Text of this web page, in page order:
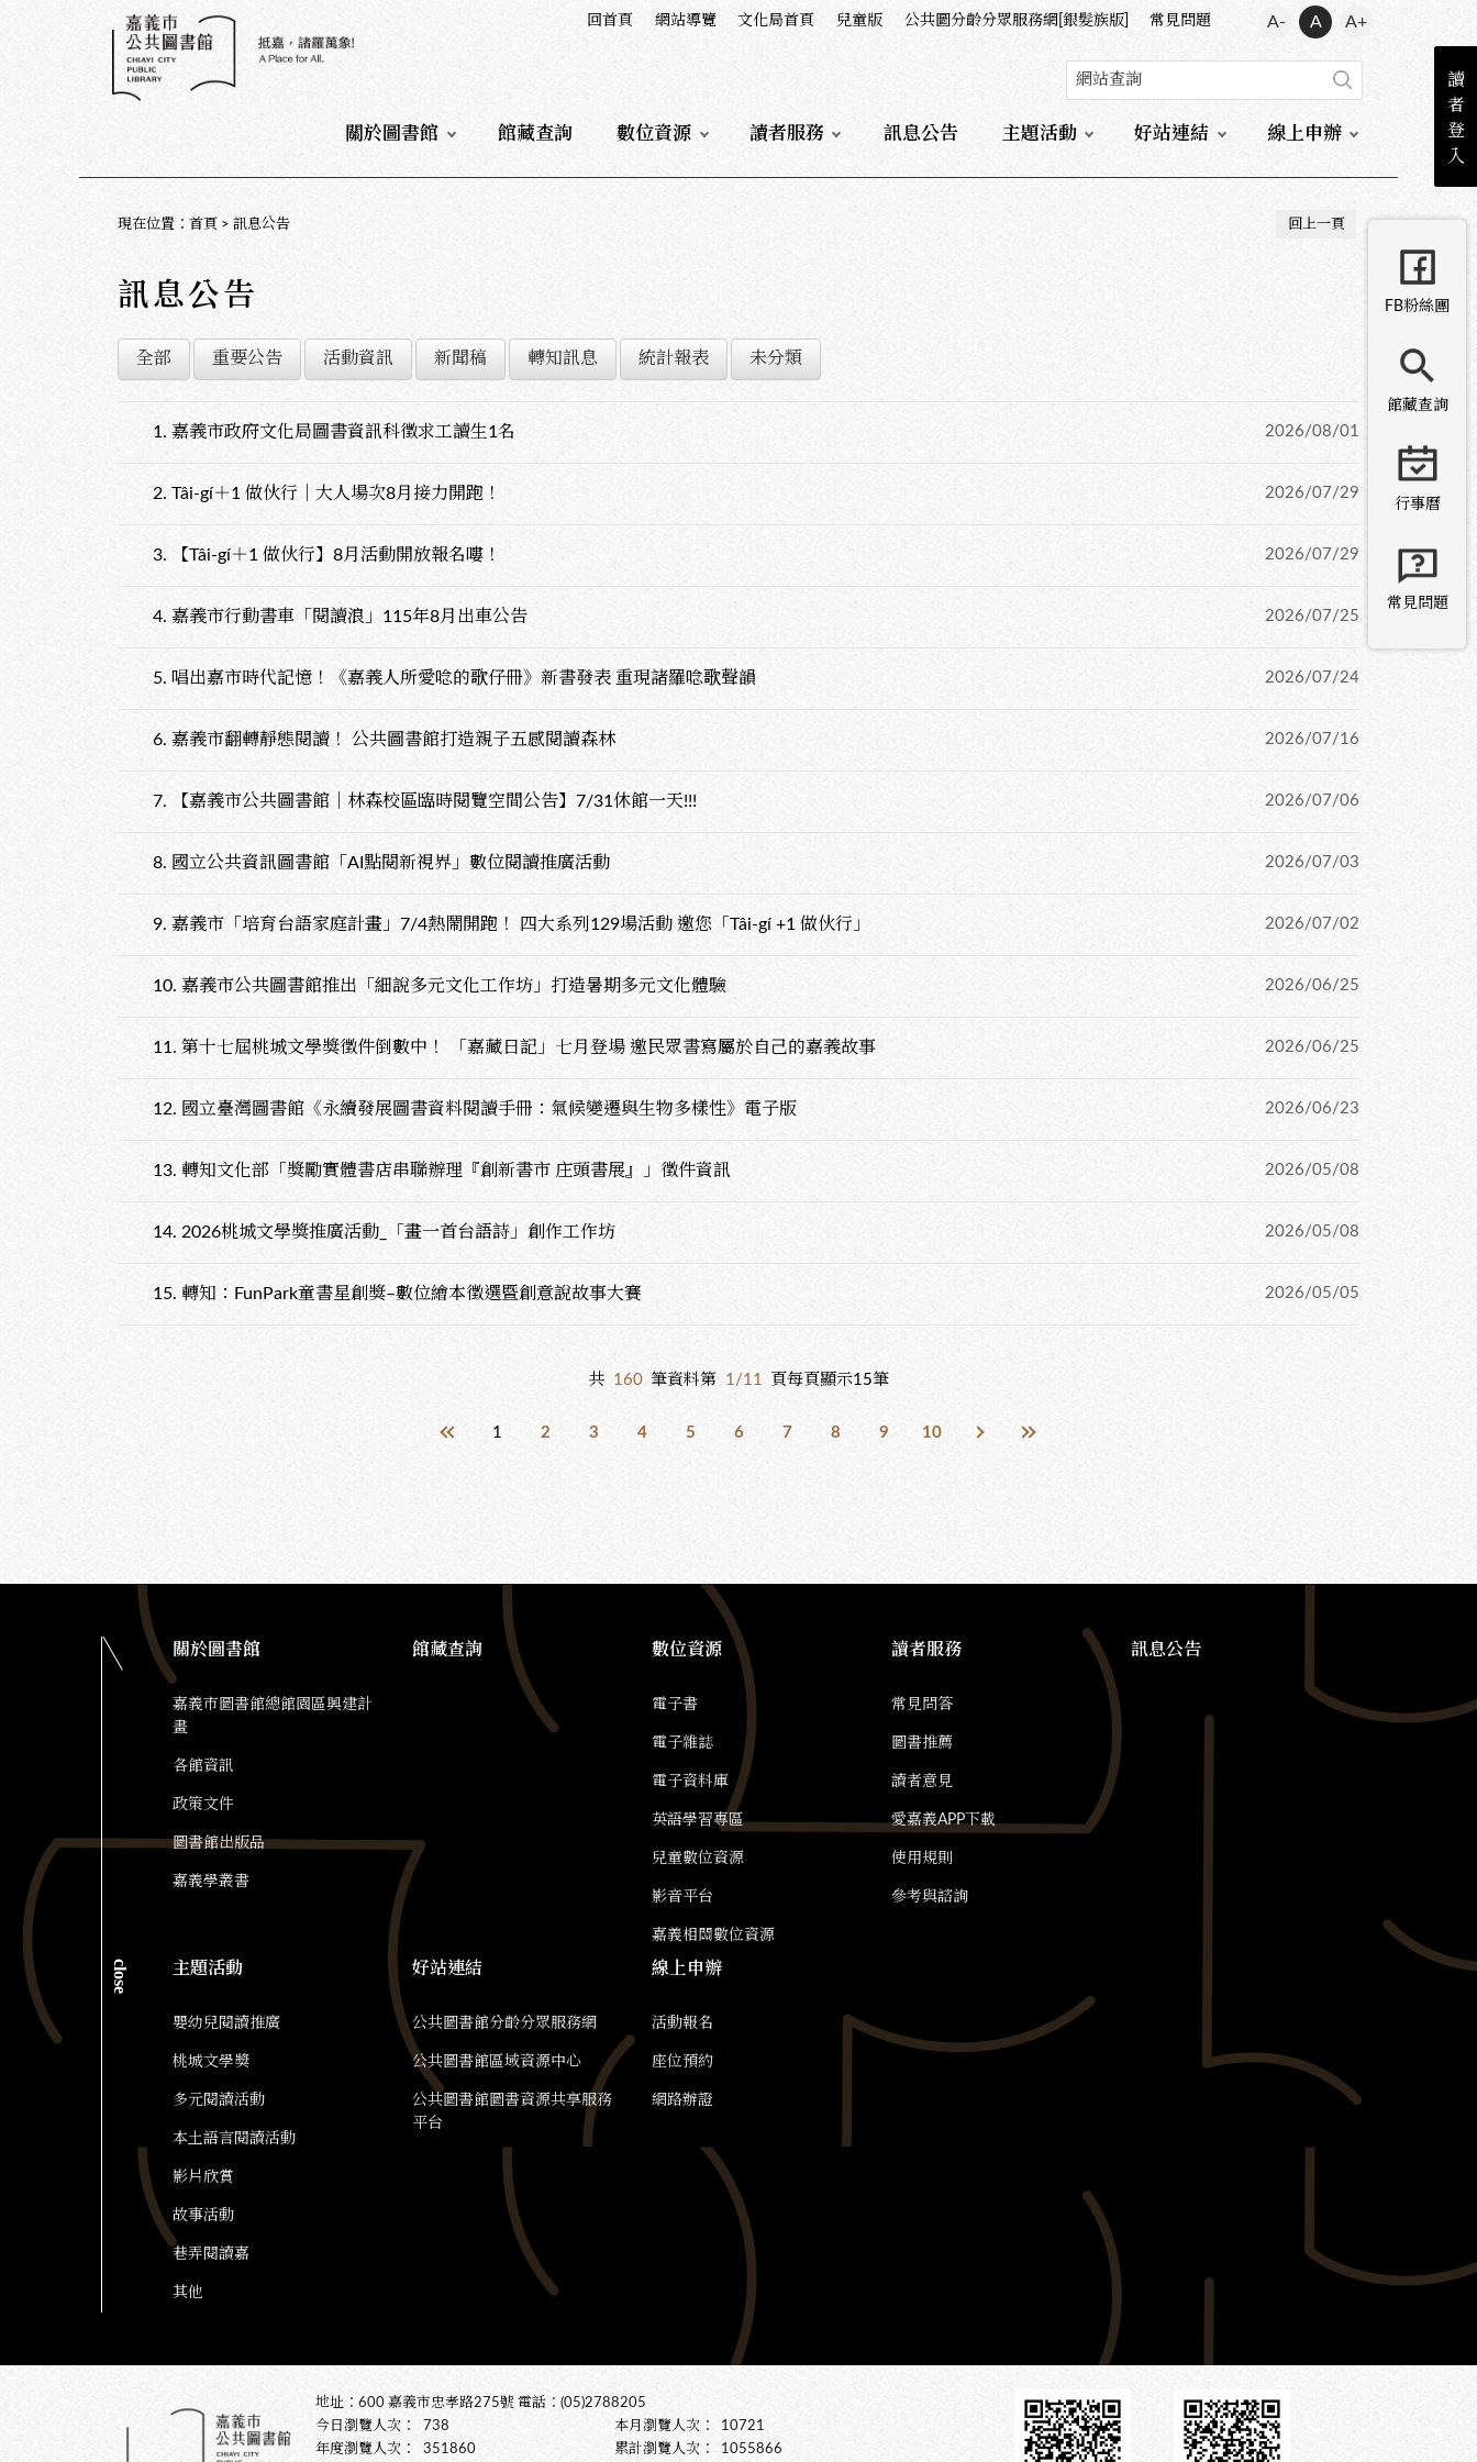
回首頁 網站導覽 文化局首頁 兒童版 公共圖分齡分眾服務網[銀髮族版] 常見問題 A- A A+
讀
者
登
入
關於圖書館 館藏查詢 數位資源 讀者服務 訊息公告 主題活動 好站連結 線上申辦
現在位置 ： 首頁 > 訊息公告 回上一頁
FB粉絲團
館藏查詢
行事曆
常見問題
訊息公告
全部 重要公告 活動資訊 新聞稿 轉知訊息 統計報表 未分類
1. 嘉義市政府文化局圖書資訊科徵求工讀生1名 2026/08/01
2. Tâi-gí＋1 做伙行｜大人場次8月接力開跑！ 2026/07/29
3. 【Tâi-gí＋1 做伙行】8月活動開放報名嘍！ 2026/07/29
4. 嘉義市行動書車「閱讀浪」115年8月出車公告 2026/07/25
5. 唱出嘉市時代記憶！《嘉義人所愛唸的歌仔冊》新書發表 重現諸羅唸歌聲韻 2026/07/24
6. 嘉義市翻轉靜態閱讀！ 公共圖書館打造親子五感閱讀森林 2026/07/16
7. 【嘉義市公共圖書館｜林森校區臨時閱覽空間公告】7/31休館一天!!! 2026/07/06
8. 國立公共資訊圖書館「AI點閱新視界」數位閱讀推廣活動 2026/07/03
9. 嘉義市「培育台語家庭計畫」7/4熱鬧開跑！ 四大系列129場活動 邀您「Tâi-gí +1 做伙行」 2026/07/02
10. 嘉義市公共圖書館推出「細說多元文化工作坊」打造暑期多元文化體驗 2026/06/25
11. 第十七屆桃城文學獎徵件倒數中！ 「嘉藏日記」七月登場 邀民眾書寫屬於自己的嘉義故事 2026/06/25
12. 國立臺灣圖書館《永續發展圖書資料閱讀手冊：氣候變遷與生物多樣性》電子版 2026/06/23
13. 轉知文化部「獎勵實體書店串聯辦理『創新書市 庄頭書展』」徵件資訊 2026/05/08
14. 2026桃城文學獎推廣活動_「畫一首台語詩」創作工作坊 2026/05/08
15. 轉知：FunPark童書星創獎–數位繪本徵選暨創意說故事大賽 2026/05/05
共 160 筆資料第 1/11 頁每頁顯示15筆
1 2 3 4 5 6 7 8 9 10
close
關於圖書館
嘉義市圖書館總館園區興建計
畫
各館資訊
政策文件
圖書館出版品
嘉義學叢書
館藏查詢 數位資源
電子書
電子雜誌
電子資料庫
英語學習專區
兒童數位資源
影音平台
嘉義相關數位資源
讀者服務
常見問答
圖書推薦
讀者意見
愛嘉義APP下載
使用規則
參考與諮詢
訊息公告
主題活動
嬰幼兒閱讀推廣
桃城文學獎
多元閱讀活動
本土語言閱讀活動
影片欣賞
故事活動
巷弄閱讀嘉
其他
好站連結
公共圖書館分齡分眾服務網
公共圖書館區域資源中心
公共圖書館圖書資源共享服務
平台
線上申辦
活動報名
座位預約
網路辦證
地址：600 嘉義市忠孝路275號 電話：(05)2788205
今日瀏覽人次：
738 本月瀏覽人次：
10721
年度瀏覽人次：
351860 累計瀏覽人次： 1055866